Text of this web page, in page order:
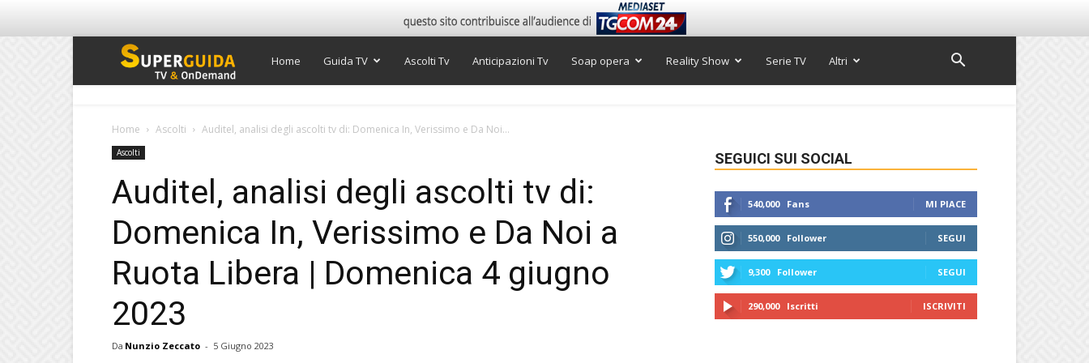
Super
Home Guida TV Ascolti Tv Anticipazioni Tv Soap opera Reality Show Serie TV Altri
Home Ascolti Auditel, analisi degli ascolti tv di: Domenica In, Verissimo e Da Noi...
Ascolti
Auditel, analisi degli ascolti tv di:
Domenica In, Verissimo e Da Noi a
Ruota Libera | Domenica 4 giugno
2023
Da Nunzio Zeccato - 5 Giugno 2023
SEGUICI SUI SOCIAL
540,000 Fans MI PIACE
550,000 Follower SEGUI
9,300 Follower SEGUI
290,000 Iscritti ISCRIVITI